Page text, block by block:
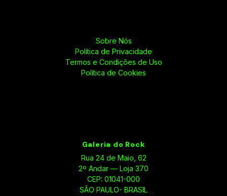
Sobre Nós
Política de Privacidade
Termos e Condições de Uso
Política de Cookies
Galeria do Rock
Rua 24 de Maio, 62
2º Andar — Loja 370
CEP: 01041-000
SÃO PAULO- BRASIL